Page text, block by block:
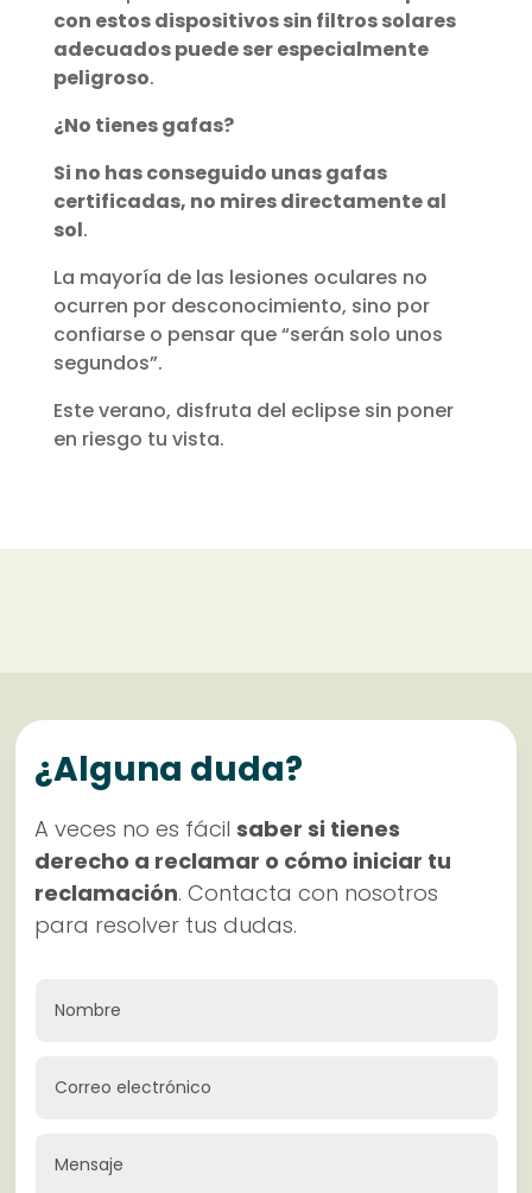
con estos dispositivos sin filtros solares
adecuados puede ser especialmente
peligroso.
¿No tienes gafas?
Si no has conseguido unas gafas
certificadas, no mires directamente al
sol.
La mayoría de las lesiones oculares no
ocurren por desconocimiento, sino por
confiarse o pensar que “serán solo unos
segundos”.
Este verano, disfruta del eclipse sin poner
en riesgo tu vista.
¿Alguna duda?
A veces no es fácilsaber si tienes
derecho a reclamar o cómo iniciar tu
reclamación. Contacta con nosotros
para resolver tus dudas.